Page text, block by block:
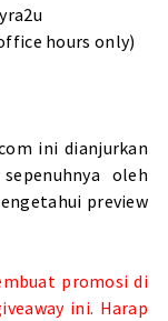
hours only)
ini dianjurkan
oleh
preview
promosi di
ini. Harap